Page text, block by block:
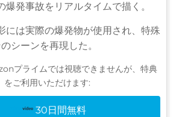
爆発事故をリアルタイムで描く。
には実際の爆発物が使用され、特殊
シーンを再現した。
プライムでは視聴できませんが、特典
をご利用いただけます:
30日間無料